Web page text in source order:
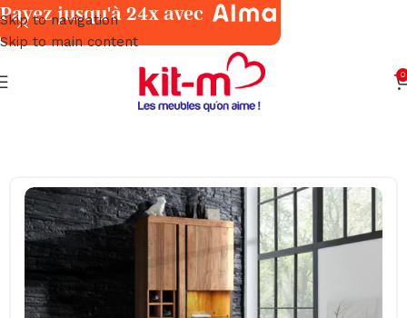
Skip to navigation
Skip to main content
0
Salles à Manger Meubles
Payez jusqu'à 24x avec